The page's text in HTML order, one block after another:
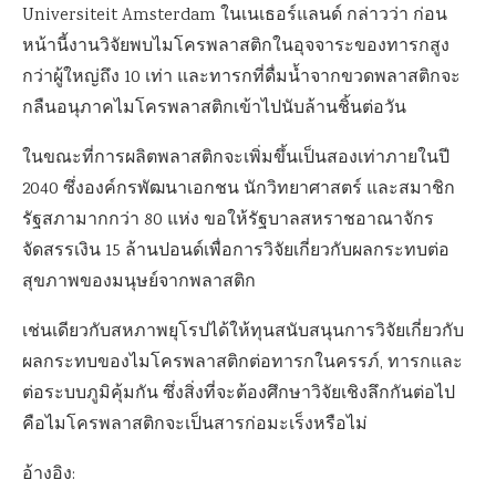
Universiteit Amsterdam ในเนเธอร์แลนด์ กล่าวว่า ก่อน
หน้านี้งานวิจัยพบไมโครพลาสติกในอุจจาระของทารกสูง
กว่าผู้ใหญ่ถึง 10 เท่า และทารกที่ดื่มน้ำจากขวดพลาสติกจะ
กลืนอนุภาคไมโครพลาสติกเข้าไปนับล้านชิ้นต่อวัน
ในขณะที่การผลิตพลาสติกจะเพิ่มขึ้นเป็นสองเท่าภายในปี
2040 ซึ่งองค์กรพัฒนาเอกชน นักวิทยาศาสตร์ และสมาชิก
รัฐสภามากกว่า 80 แห่ง ขอให้รัฐบาลสหราชอาณาจักร
จัดสรรเงิน 15 ล้านปอนด์เพื่อการวิจัยเกี่ยวกับผลกระทบต่อ
สุขภาพของมนุษย์จากพลาสติก
เช่นเดียวกับสหภาพยุโรปได้ให้ทุนสนับสนุนการวิจัยเกี่ยวกับ
ผลกระทบของไมโครพลาสติกต่อทารกในครรภ์, ทารกและ
ต่อระบบภูมิคุ้มกัน ซึ่งสิ่งที่จะต้องศึกษาวิจัยเชิงลึกกันต่อไป
คือไมโครพลาสติกจะเป็นสารก่อมะเร็งหรือไม่
อ้างอิง: